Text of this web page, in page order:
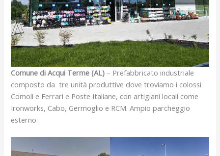
Comune di Acqui Terme (AL) – Prefabbricato industriale
composto da tre unità produttive dove troviamo i colossi
Comoli e Ferrari e Poste Italiane, con artigiani locali come
Ironworks, Cabo, Germoglio e RCM. Ampio parcheggio
esterno.